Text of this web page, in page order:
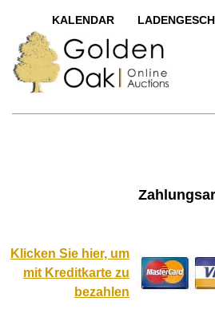
KALENDAR
Klicken Sie hier, um
mit Kreditkarte zu
bezahlen